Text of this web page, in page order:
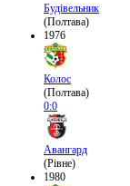
Будівельник
(Полтава)
1976
Колос
(Полтава)
0:0
Авангард
(Рівне)
1980